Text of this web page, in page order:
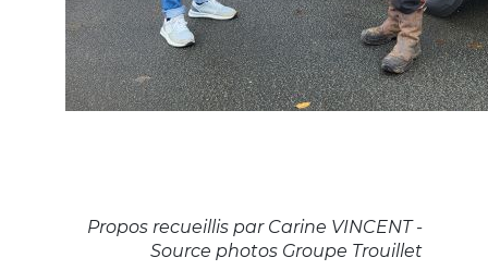
Propos recueillis par Carine VINCENT -
Source photos Groupe Trouillet